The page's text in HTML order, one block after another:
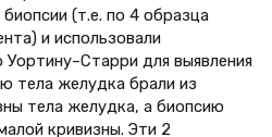
(т.е. по 4 образца
и использовали
для выявления
тела желудка брали из
тела желудка, а биопсию
кривизны. Эти 2